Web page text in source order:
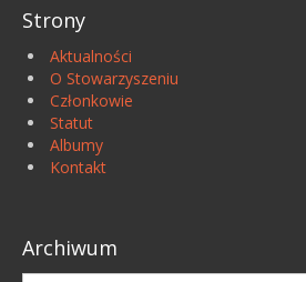
Strony
Aktualności
O Stowarzyszeniu
Członkowie
Statut
Albumy
Kontakt
Archiwum